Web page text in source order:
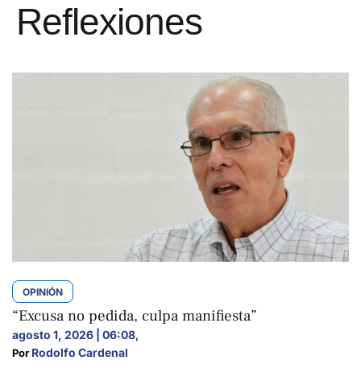
Reflexiones
OPINIÓN
“Excusa no pedida, culpa manifiesta”
agosto 1, 2026 | 06:08,
Por Rodolfo Cardenal